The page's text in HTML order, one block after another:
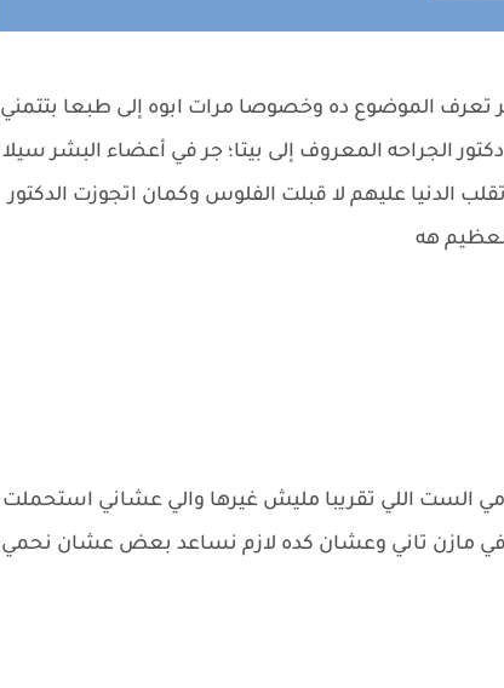
الموضوع ده وخصوصا مرات ابوه إلى طبعا بتتمني
الجراحه المعروف إلى بيتا؛ جر في أعضاء البشر سيلا
الدنيا عليهم لا قبلت الفلوس وكمان اتجوزت الدكتور
هه
الست اللي تقريبا مليش غيرها والي عشاني استحملت
مازن تاني وعشان كده لازم نساعد بعض عشان نحمي